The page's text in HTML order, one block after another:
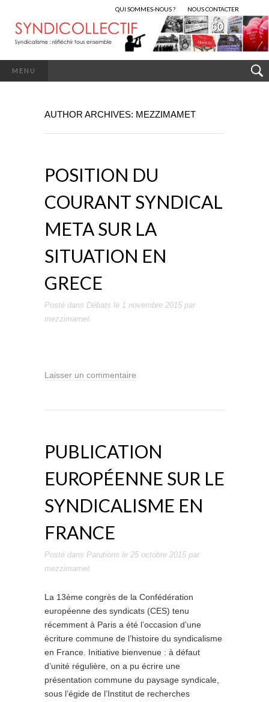
QUI SOMMES-NOUS ? NOUS CONTACTER
MENU
AUTHOR ARCHIVES: MEZZIMAMET
POSITION DU
COURANT SYNDICAL
META SUR LA
SITUATION EN
GRECE
Posté dans Débats le 1 novembre 2015 par
mezzimamet.
Laisser un commentaire
PUBLICATION
EUROPÉENNE SUR LE
SYNDICALISME EN
FRANCE
Posté dans Parutions le 25 octobre 2015 par
mezzimamet.
La 13ème congrès de la Confédération
européenne des syndicats (CES) tenu
récemment à Paris a été l’occasion d’une
écriture commune de l’histoire du syndicalisme
en France. Initiative bienvenue : à défaut
d’unité régulière, on a pu écrire une
présentation commune du paysage syndicale,
sous l’égide de l’Institut de recherches